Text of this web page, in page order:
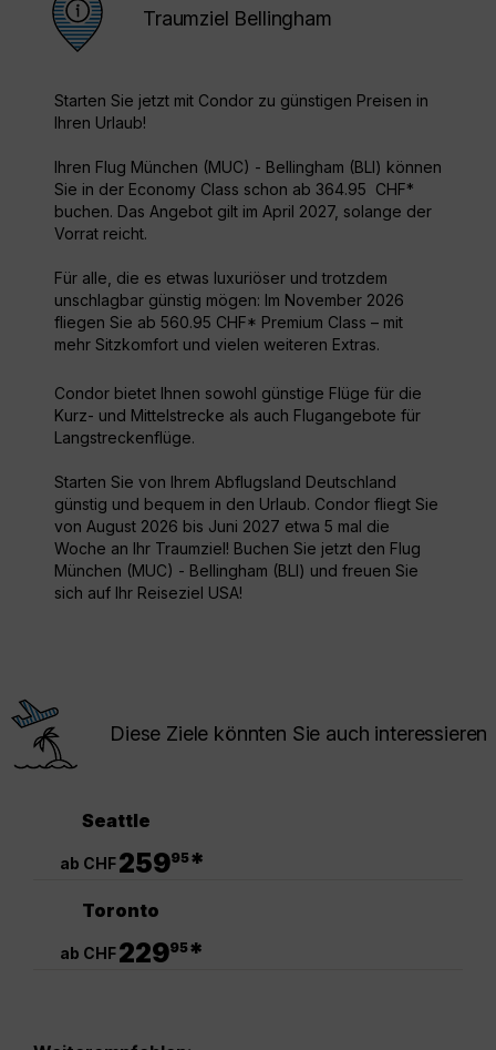
Traumziel Bellingham
Starten Sie jetzt mit Condor zu günstigen Preisen in
Ihren Urlaub!
Ihren Flug München (MUC) - Bellingham (BLI) können
Sie in der Economy Class schon ab 364.95 CHF*
buchen. Das Angebot gilt im April 2027, solange der
Vorrat reicht.
Für alle, die es etwas luxuriöser und trotzdem
unschlagbar günstig mögen: Im November 2026
fliegen Sie ab 560.95 CHF* Premium Class – mit
mehr Sitzkomfort und vielen weiteren Extras.
Condor bietet Ihnen sowohl günstige Flüge für die
Kurz- und Mittelstrecke als auch Flugangebote für
Langstreckenflüge.
Starten Sie von Ihrem Abflugsland Deutschland
günstig und bequem in den Urlaub. Condor fliegt Sie
von August 2026 bis Juni 2027 etwa 5 mal die
Woche an Ihr Traumziel! Buchen Sie jetzt den Flug
München (MUC) - Bellingham (BLI) und freuen Sie
sich auf Ihr Reiseziel USA!
Diese Ziele könnten Sie auch interessieren
Seattle
ab CHF25995*
Toronto
ab CHF22995*